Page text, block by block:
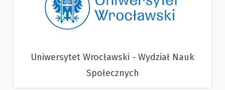
Uniwersytet Wrocławski - Wydział Nauk
Społecznych